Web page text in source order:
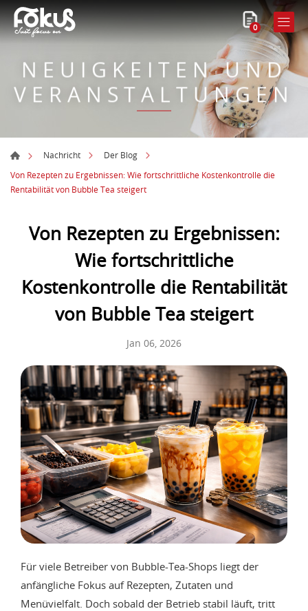
0
NEUIGKEITEN UND
VERANSTALTUNGEN
Nachricht
Der Blog
Von Rezepten zu Ergebnissen: Wie fortschrittliche Kostenkontrolle die
Rentabilität von Bubble Tea steigert
Von Rezepten zu Ergebnissen:
Wie fortschrittliche
Kostenkontrolle die Rentabilität
von Bubble Tea steigert
Jan 06, 2026
Für viele Betreiber von Bubble-Tea-Shops liegt der
anfängliche Fokus auf Rezepten, Zutaten und
Menüvielfalt. Doch sobald der Betrieb stabil läuft, tritt